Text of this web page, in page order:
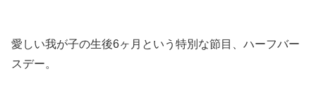
愛しい我が子の生後6ヶ月という特別な節目、ハーフバー
スデー。